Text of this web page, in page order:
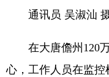
通讯员 吴淑汕
在大唐儋州120万
心，工作人员在监控